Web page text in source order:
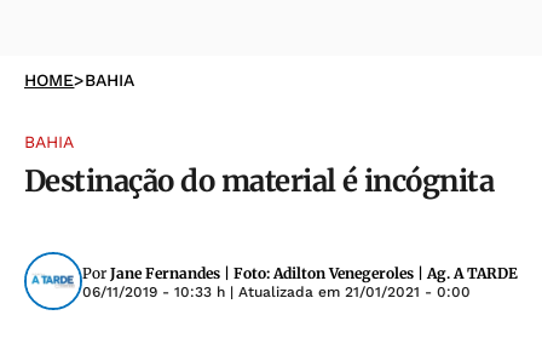
HOME>BAHIA
BAHIA
Destinação do material é incógnita
Por Jane Fernandes | Foto: Adilton Venegeroles | Ag. A TARDE
06/11/2019 - 10:33 h | Atualizada em 21/01/2021 - 0:00